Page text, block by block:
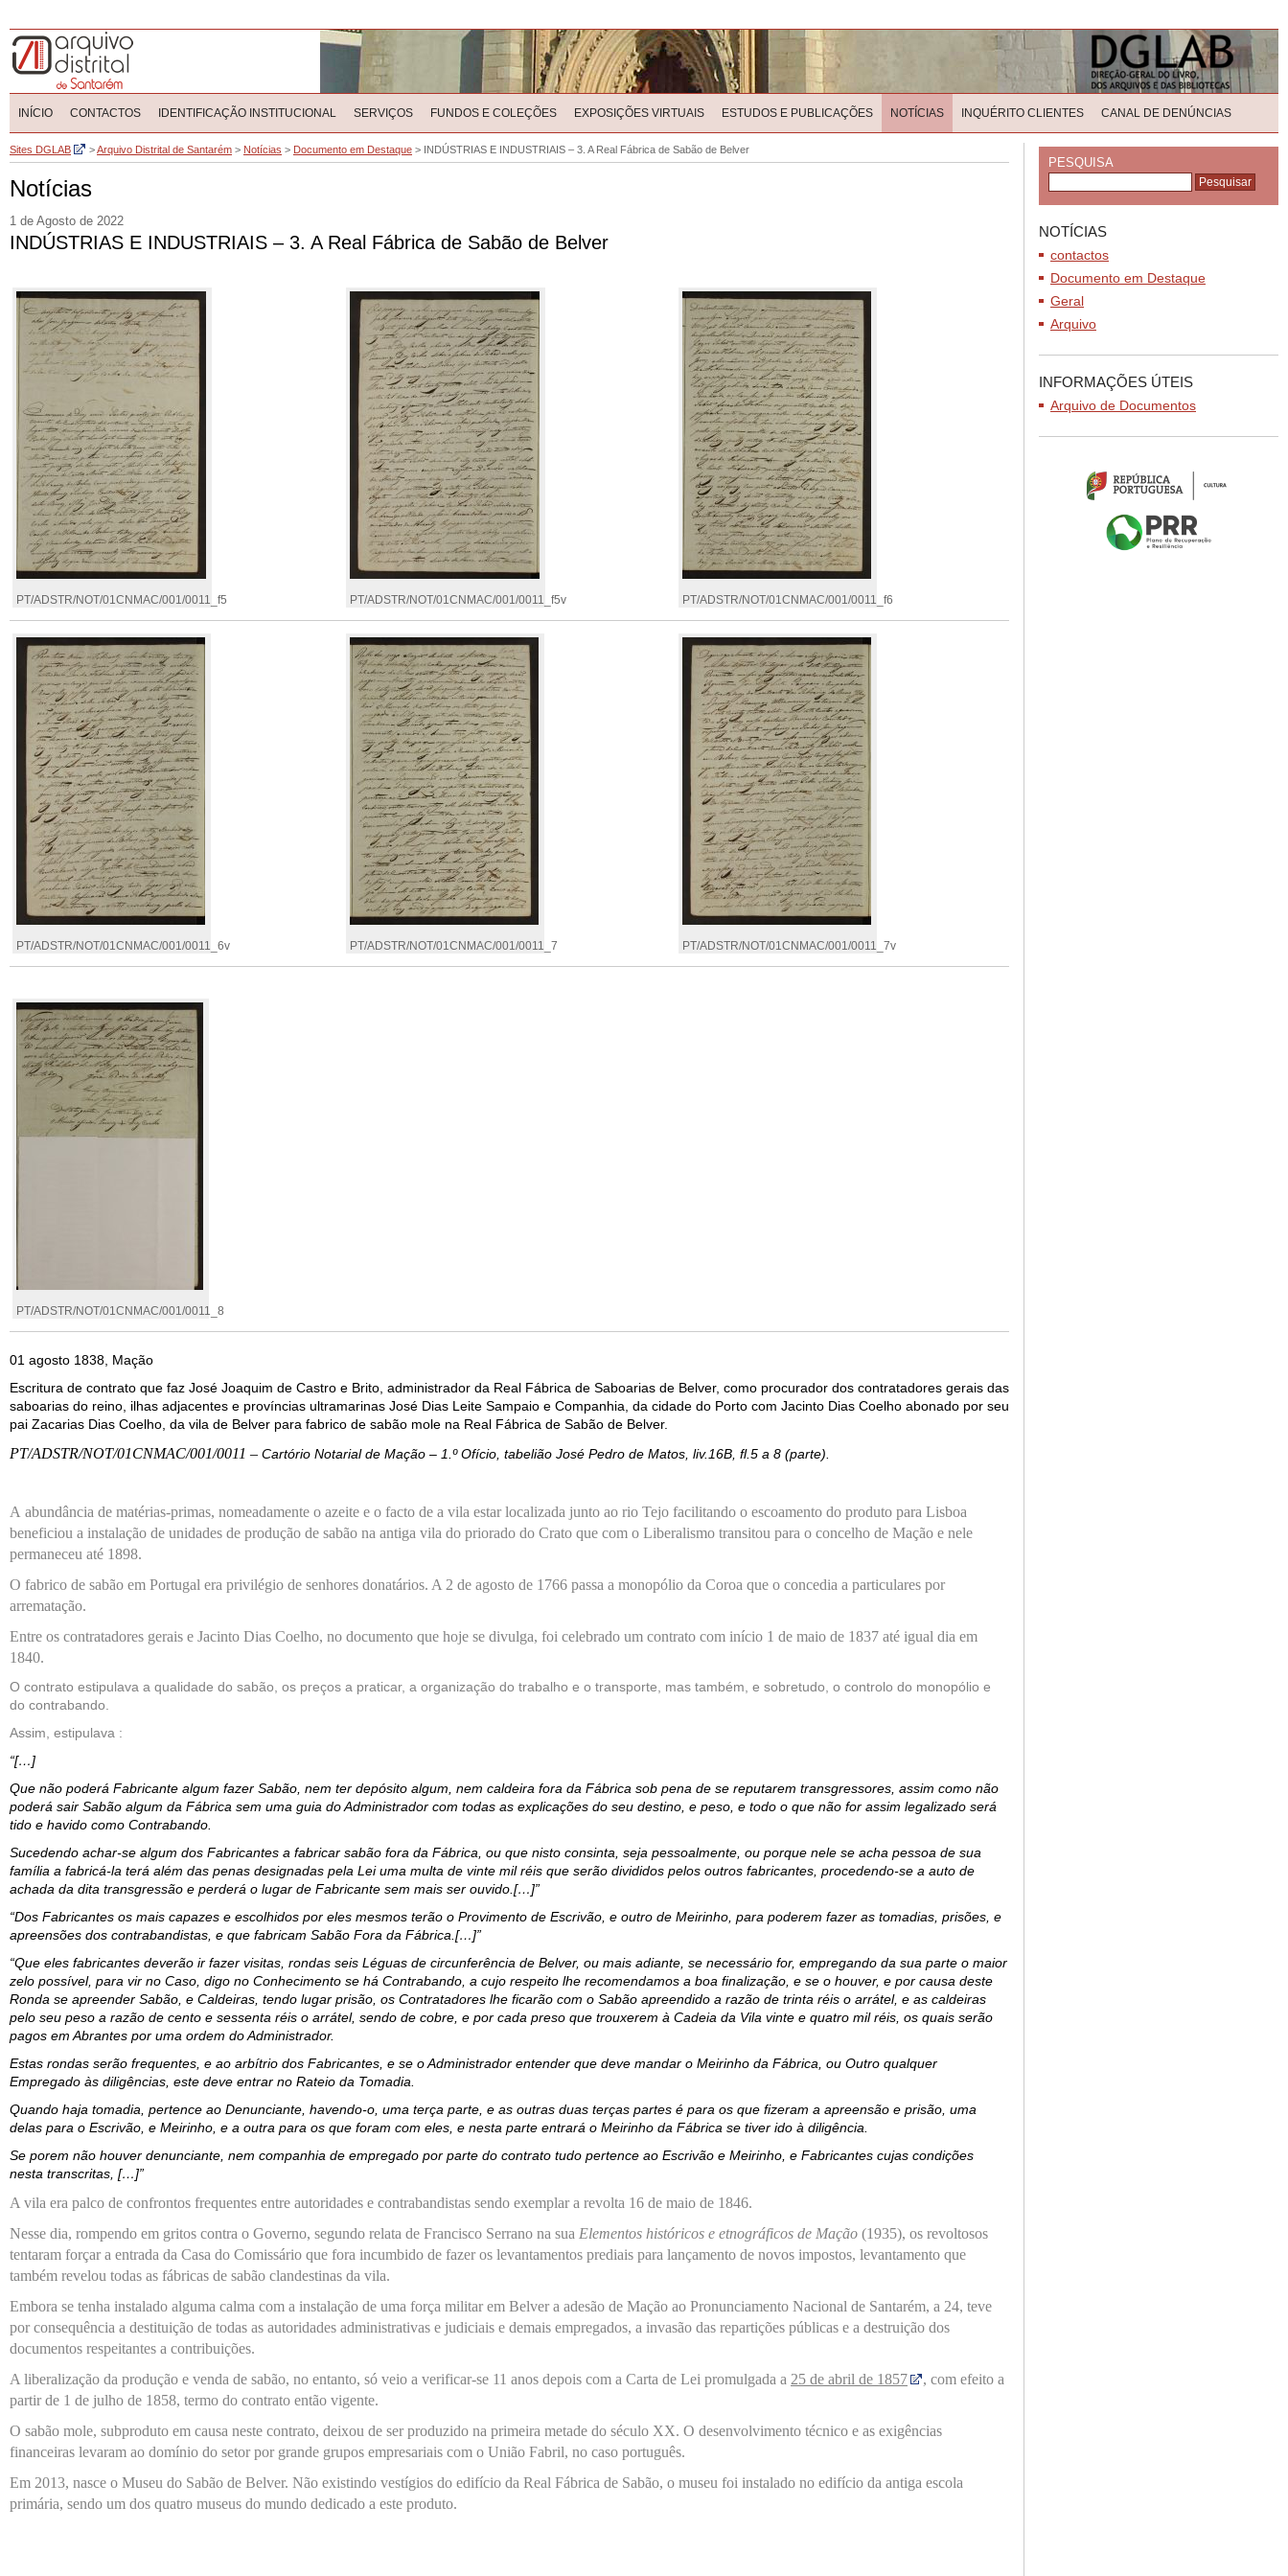
INÍCIO CONTACTOS IDENTIFICAÇÃO INSTITUCIONAL SERVIÇOS FUNDOS E COLEÇÕES EXPOSIÇÕES VIRTUAIS ESTUDOS E PUBLICAÇÕES NOTÍCIAS INQUÉRITO CLIENTES CANAL DE DENÚNCIAS
Sites DGLAB >Arquivo Distrital de Santarém > Notícias > Documento em Destaque > INDÚSTRIAS E INDUSTRIAIS – 3. A Real Fábrica de Sabão de Belver
Notícias
1 de Agosto de 2022
INDÚSTRIAS E INDUSTRIAIS – 3. A Real Fábrica de Sabão de Belver
PT/ADSTR/NOT/01CNMAC/001/0011_f5 PT/ADSTR/NOT/01CNMAC/001/0011_f5v PT/ADSTR/NOT/01CNMAC/001/0011_f6
PT/ADSTR/NOT/01CNMAC/001/0011_6v PT/ADSTR/NOT/01CNMAC/001/0011_7 PT/ADSTR/NOT/01CNMAC/001/0011_7v
PT/ADSTR/NOT/01CNMAC/001/0011_8
01 agosto 1838, Mação
Escritura de contrato que faz José Joaquim de Castro e Brito, administrador da Real Fábrica de Saboarias de Belver, como procurador dos contratadores gerais das
saboarias do reino, ilhas adjacentes e províncias ultramarinas José Dias Leite Sampaio e Companhia, da cidade do Porto com Jacinto Dias Coelho abonado por seu
pai Zacarias Dias Coelho, da vila de Belver para fabrico de sabão mole na Real Fábrica de Sabão de Belver.
PT/ADSTR/NOT/01CNMAC/001/0011 – Cartório Notarial de Mação – 1.º Ofício, tabelião José Pedro de Matos, liv.16B, fl.5 a 8 (parte).
A abundância de matérias-primas, nomeadamente o azeite e o facto de a vila estar localizada junto ao rio Tejo facilitando o escoamento do produto para Lisboa
beneficiou a instalação de unidades de produção de sabão na antiga vila do priorado do Crato que com o Liberalismo transitou para o concelho de Mação e nele
permaneceu até 1898.
O fabrico de sabão em Portugal era privilégio de senhores donatários. A 2 de agosto de 1766 passa a monopólio da Coroa que o concedia a particulares por
arrematação.
Entre os contratadores gerais e Jacinto Dias Coelho, no documento que hoje se divulga, foi celebrado um contrato com início 1 de maio de 1837 até igual dia em
1840.
O contrato estipulava a qualidade do sabão, os preços a praticar, a organização do trabalho e o transporte, mas também, e sobretudo, o controlo do monopólio e
do contrabando
Assim , estipulava :
“[…]
Que não poderá Fabricante algum fazer Sabão, nem ter depósito algum, nem caldeira fora da Fábrica sob pena de se reputarem transgressores, assim como não
poderá sair Sabão algum da Fábrica sem uma guia doAdministrador com todas as explicações do seu destino, e peso, e todo o que não for assim legalizado será
tido e havido como Contrabando.
Sucedendo achar-se algum dos Fabricantes a fabricar sabão fora da Fábrica, ou que nisto consinta, seja pessoalmente, ou porque nele se acha pessoa de sua
família a fabricá-la terá além das penas designadas pela Lei uma multa de vinte mil réis que serão divididos pelos outros fabricantes, procedendo-se a auto de
achada da dita transgressão e perderá o lugar de Fabricante sem mais ser ouvido.[…]”
“Dos Fabricantes os mais capazes e escolhidos por eles mesmos terão o Provimento de Escrivão, e outro de Meirinho, para poderem fazer as tomadias, prisões, e
apreensões dos contrabandistas, e que fabricam Sabão Fora da Fábrica .[…]”
“Que eles fabricantes deverão ir fazer visitas, rondas seis Léguas de circunferência de Belver, ou mais adiante, se necessário for, empregando da sua parte o maior
zelo possível, para vir no Caso, digo no Conhecimento se há Contrabando, a cujo respeito lhe recomendamos a boa finalização, e se o houver, e por causa deste
Ronda se apreender Sabão, e Caldeiras, tendo lugar prisão, os Contratadores lhe ficarão com o Sabão apreendido a razão de trinta réis o arrátel, e as caldeiras
pelo seu peso a razão de cento e sessenta réis o arrátel, sendo de cobre, e por cada preso que trouxerem à Cadeia da Vila vinte e quatro mil réis, os quais serão
pagos em Abrantes por uma ordem do Administrador.
Estas rondas serão frequentes, e ao arbítrio dos Fabricantes, e se o Administrador entender que deve mandar o Meirinho da Fábrica, ou Outro qualquer
Empregado às diligências, este deve entrar no Rateio da Tomadia.
Quando haja tomadia pertence ao Denunciante havendo-o uma terça parte, e as outras duas terças partes é para os que fizeram a apreensão e prisão, uma
delas para o Escrivão, e Meirinho, e a outra para os que foram com eles, e nesta parte entrará o Meirinho da Fábrica se tiver ido à diligência.
Se porem não houver denunciante, nem companhia de empregado por parte do contrato tudo pertence ao Escrivão e Meirinho, e Fabricantes cujas condições
nesta transcritas, […]”
A vila era palco de confrontos frequentes entre autoridades e contrabandistas sendo exemplar a revolta 16 de maio de 1846.
Nesse dia, rompendo em gritos contra o Governo, segundo relata de Francisco Serrano na sua Elementos históricos e etnográficos de Mação (1935), os revoltosos
tentaram forçar a entrada da Casa do Comissário que fora incumbido de fazer os levantamentos prediais para lançamento de novos impostos, levantamento que
também revelou todas as fábricas de sabão clandestinas da vila.
Embora se tenha instalado alguma calma com a instalação de uma força militar em Belver a adesão de Mação ao Pronunciamento Nacional de Santarém, a 24, teve
por consequência a destituição de todas as autoridades administrativas e judiciais e demais empregados, a invasão das repartições públicas e a destruição dos
documentos respeitantes a contribuições.
A liberalização da produção e venda de sabão, no entanto, só veio a verificar-se 11 anos depois com a Carta de Lei promulgada a 25 de abril de 1857
, com efeito a
partir de 1 de julho de 1858, termo do contrato então vigente.
O sabão mole, subproduto em causa neste contrato, deixou de ser produzido na primeira metade do século XX. O desenvolvimento técnico e as exigências
financeiras levaram ao domínio do setor por grande grupos empresariais com o União Fabril, no caso português.
Em 2013, nasce o Museu do Sabão de Belver. Não existindo vestígios do edifício da Real Fábrica de Sabão, o museu foi instalado no edifício da antiga escola
primária, sendo um dos quatro museus do mundo dedicado a este produto.
PESQUISA
NOTÍCIAS
contactos
Documento em Destaque
Geral
Arquivo
INFORMAÇÕES ÚTEIS
Arquivo de Documentos